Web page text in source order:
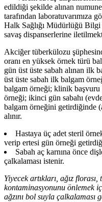
edildiği şekilde alınan
tarafından laboratuvarımıza
Halk Sağlığı Müdürlüğü
savaş dispanserlerine
Akciğer tüberkülozu
oranı en yüksek örnek türü
gün üst üste sabah alınan ilk
üst üste sabah ilk balgam
balgam örneği; klinik başvuru
örneği; ikinci gün sabahı
balgam örneğini getirdiğinde
alınır.
Hastaya üç adet steril
verip ertesi gün örneği
Sabah aç karnına önce
çalkalaması istenir.
Yiyecek artıkları, ağız
kontaminasyonunu önlemek
ağzını bol suyla çalkalaması